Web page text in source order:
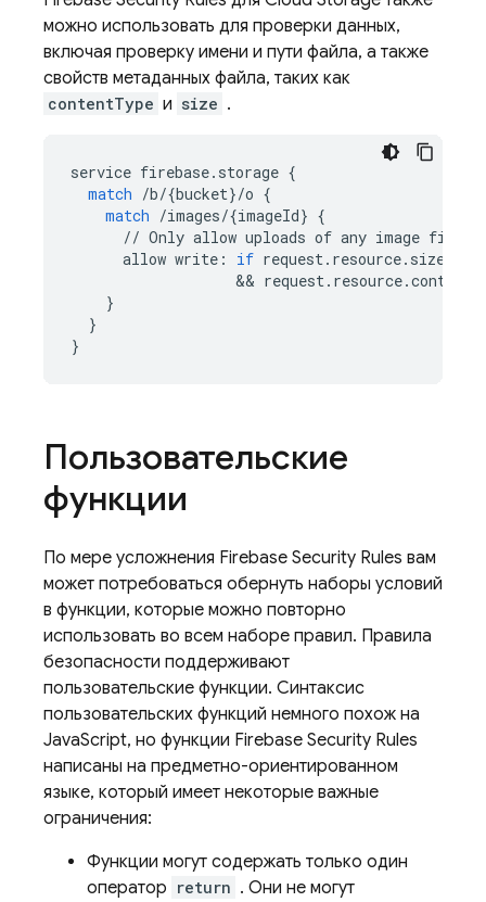
можно использовать для проверки данных,
включая проверку имени и пути файла, а также
свойств метаданных файла, таких как
contentType и size .
service firebase. storage {
match /b/{bucket}/o {
match /images/{imageId} {
// Only allow uploads of any image file
allow write : if request. resource. size
&& request. resource.
}
}
}
Пользовательские
функции
По мере усложнения Firebase Security Rules вам
может потребоваться обернуть наборы условий
в функции, которые можно повторно
использовать во всем наборе правил. Правила
безопасности поддерживают
пользовательские функции. Синтаксис
пользовательских функций немного похож на
JavaScript, но функции Firebase Security Rules
написаны на предметно-ориентированном
языке, который имеет некоторые важные
ограничения:
Функции могут содержать только один
оператор return . Они не могут